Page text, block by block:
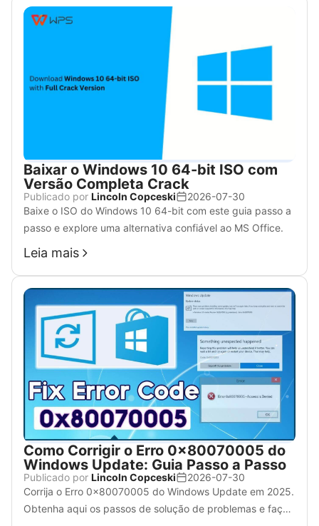
​Baixar o Windows 10 64-bit ISO com
Versão Completa Crack
Publicado por Lincoln Copceski
2026-07-30
Baixe o ISO do Windows 10 64-bit com este guia passo a
passo e explore uma alternativa confiável ao MS Office.
Leia mais
Como Corrigir o Erro 0x80070005 do
Windows Update: Guia Passo a Passo
Publicado por Lincoln Copceski
2026-07-30
Corrija o Erro 0x80070005 do Windows Update em 2025.
Obtenha aqui os passos de solução de problemas e faça